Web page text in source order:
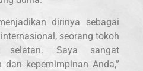
dirinya sebagai
seorang tokoh
Saya sangat
dan kepemimpinan Anda,”